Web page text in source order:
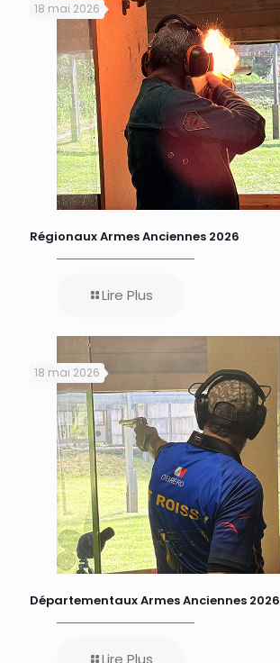
18 mai 2026
Régionaux Armes Anciennes 2026
Lire Plus
18 mai 2026
Départementaux Armes Anciennes 2026
Lire Plus